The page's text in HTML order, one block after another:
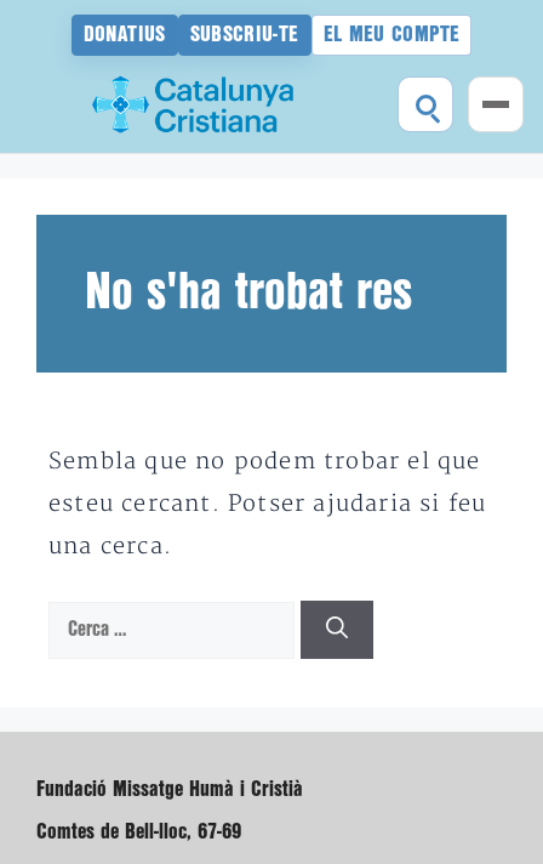
DONATIUS SUBSCRIU-TE EL MEU COMPTE
No s'ha trobat res
Sembla que no podem trobar el que
esteu cercant. Potser ajudaria si feu
una cerca.
Cerca:
Fundació Missatge Humà i Cristià
Comtes de Bell-lloc, 67-69